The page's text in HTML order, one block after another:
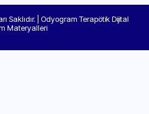
Saklıdır. | Odyogram Terapötik Dijital
Materyalleri